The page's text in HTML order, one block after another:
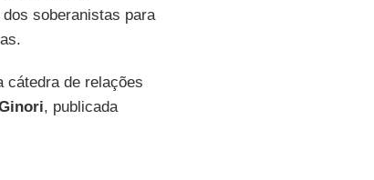
soberanistas para
cátedra de relações
, publicada